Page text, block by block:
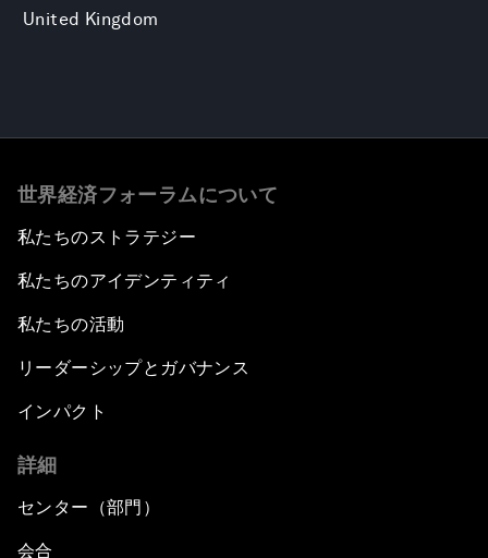
United Kingdom
世界経済フォーラムについて
私たちのストラテジー
私たちのアイデンティティ
私たちの活動
リーダーシップとガバナンス
インパクト
詳細
センター（部門）
会合